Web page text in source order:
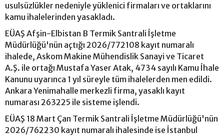
usulsüzlükler nedeniyle yüklenici firmaları ve ortaklarını
kamu ihalelerinden yasakladı.
EÜAŞ Afşin-Elbistan B Termik Santrali İşletme
Müdürlüğü'nün açtığı 2026/772108 kayıt numaralı
ihalede, Askom Makine Mühendislik Sanayi ve Ticaret
A.Ş. ile ortağı Mustafa Yaser Atak, 4734 sayılı Kamu İhale
Kanunu uyarınca 1 yıl süreyle tüm ihalelerden men edildi.
Ankara Yenimahalle merkezli firma, yasaklı kayıt
numarası 263225 ile sisteme işlendi.
EÜAŞ 18 Mart Çan Termik Santrali İşletme Müdürlüğü'nün
2026/762230 kayıt numaralı ihalesinde ise İstanbul